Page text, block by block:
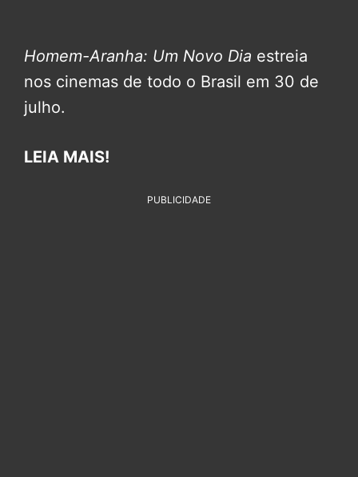
Homem-Aranha: Um Novo Dia estreia
nos cinemas de todo o Brasil em 30 de
julho.
LEIA MAIS!
PUBLICIDADE